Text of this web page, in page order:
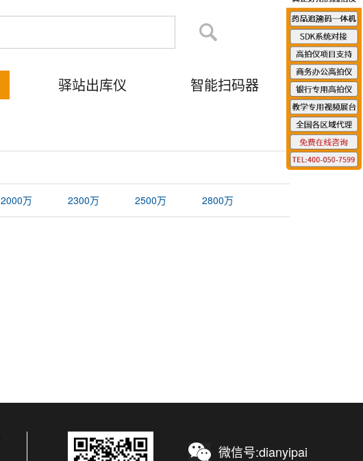
驿站出库仪 智能扫码器
2000万 2300万 2500万 2800万
微信号:dianyipai